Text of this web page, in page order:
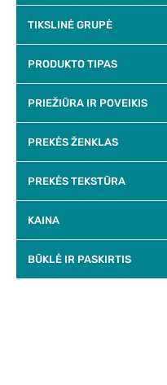
TIKSLINĖ GRUPĖ
PRODUKTO TIPAS
PRIEŽIŪRA IR POVEIKIS
PREKĖS ŽENKLAS
PREKĖS TEKSTŪRA
KAINA
BŪKLĖ IR PASKIRTIS